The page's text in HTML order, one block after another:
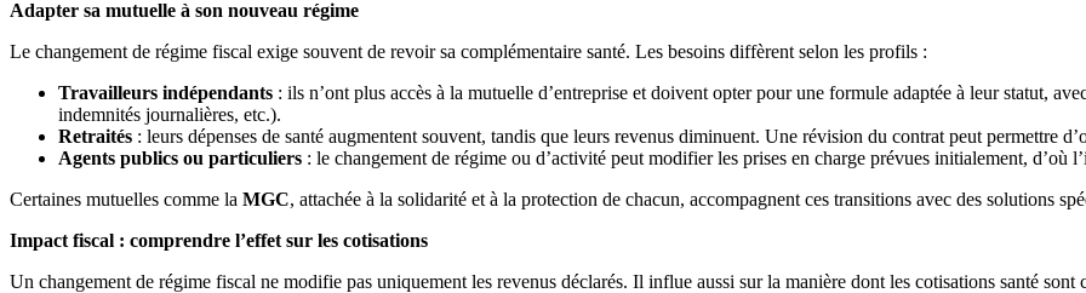
Adapter sa mutuelle à son nouveau régime
Le changement de régime fiscal exige souvent de revoir sa complémentaire santé. Les besoins diffèrent selon les profils :
Travailleurs indépendants : ils n’ont plus accès à la mutuelle d’entreprise et doivent opter pour une formule adaptée à leur statut,
indemnités journalières, etc.).
Retraités : leurs dépenses de santé augmentent souvent, tandis que leurs revenus diminuent. Une révision du contrat peut permettre
Agents publics ou particuliers : le changement de régime ou d’activité peut modifier les prises en charge prévues initialement, d’où
Certaines mutuelles comme la MGC, attachée à la solidarité et à la protection de chacun, accompagnent ces transitions avec des solutions
Impact fiscal : comprendre l’effet sur les cotisations
Un changement de régime fiscal ne modifie pas uniquement les revenus déclarés. Il influe aussi sur la manière dont les cotisations santé sont